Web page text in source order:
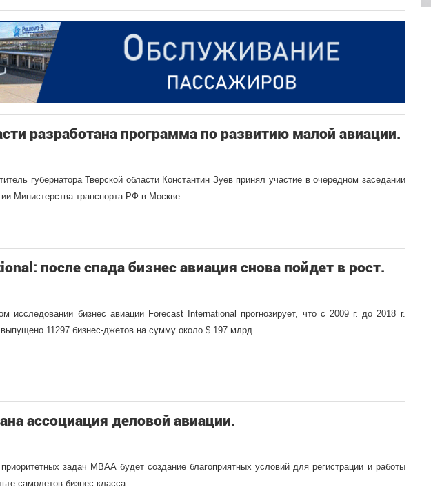
разработана программа по развитию малой авиации.
губернатора Тверской области Константин Зуев принял участие в очередном заседании
Министерства транспорта РФ в Москве.
после спада бизнес авиация снова пойдет в рост.
исследовании бизнес авиации Forecast International прогнозирует, что с 2009 г. до 2018 г.
11297 бизнес-джетов на сумму около $ 197 млрд.
ассоциация деловой авиации.
задач MBAA будет создание благоприятных условий для регистрации и работы
самолетов бизнес класса.